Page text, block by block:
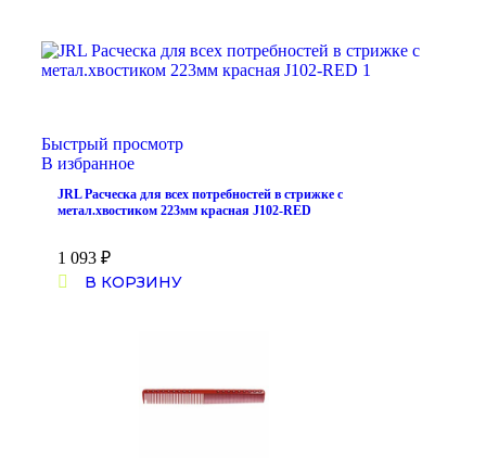
Быстрый просмотр
В избранное
JRL Расческа для всех потребностей в стрижке с
метал.хвостиком 223мм красная J102-RED
1 093 ₽
В КОРЗИНУ